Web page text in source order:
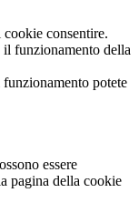
cookie consentire.
il funzionamento della
potete
essere
pagina della cookie